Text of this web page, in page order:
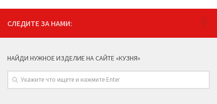
СЛЕДИТЕ ЗА НАМИ:
НАЙДИ НУЖНОЕ ИЗДЕЛИЕ НА САЙТЕ «КУЗНЯ»